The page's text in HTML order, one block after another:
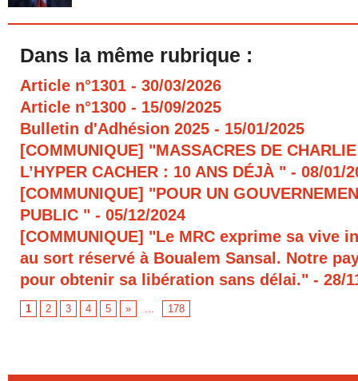
Dans la même rubrique :
Article n°1301 - 30/03/2026
Article n°1300 - 15/09/2025
Bulletin d'Adhésion 2025 - 15/01/2025
[COMMUNIQUE] "MASSACRES DE
L’HYPER CACHER : 10 ANS DÉJÀ " - 08/01/
[COMMUNIQUE] "POUR UN
PUBLIC " - 05/12/2024
[COMMUNIQUE] "Le MRC exprime sa vive
au sort réservé à Boualem Sansal. Notre
pour obtenir sa libération sans délai." - 28/
1 2 3 4 5 » ... 178